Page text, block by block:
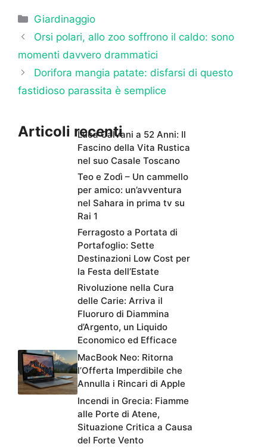
Categorie
Giardinaggio
Orsi polari, allo zoo soffrono il caldo: sono
momenti davvero drammatici
Dorifora mangia patate: disfarsi di questo
fastidioso parassita è semplice
Articoli recentiLuca Calvani a 52 Anni: Il
Fascino della Vita Rustica
nel suo Casale Toscano
Teo e Zodì – Un cammello
per amico: un’avventura
nel Sahara in prima tv su
Rai 1
Ferragosto a Portata di
Portafoglio: Sette
Destinazioni Low Cost per
la Festa dell’Estate
Rivoluzione nella Cura
delle Carie: Arriva il
Fluoruro di Diammina
d’Argento, un Liquido
Economico ed Efficace
MacBook Neo: Ritorna
l’Offerta Imperdibile che
Annulla i Rincari di Apple
Incendi in Grecia: Fiamme
alle Porte di Atene,
Situazione Critica a Causa
del Forte Vento